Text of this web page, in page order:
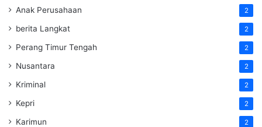
Anak Perusahaan 2
berita Langkat 2
Perang Timur Tengah 2
Nusantara 2
Kriminal 2
Kepri 2
Karimun 2